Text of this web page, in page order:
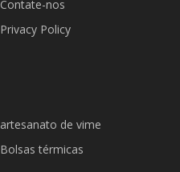
Contate-nos
Privacy Policy
artesanato de vime
Bolsas térmicas